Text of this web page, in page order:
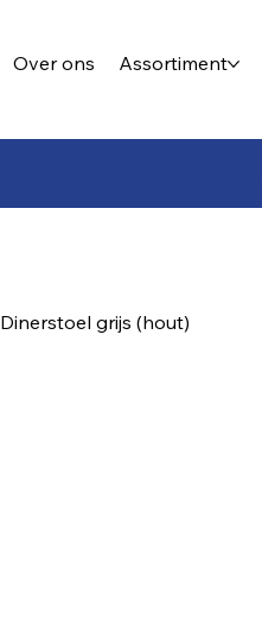
Over ons Assortiment
Dinerstoel grijs (hout)